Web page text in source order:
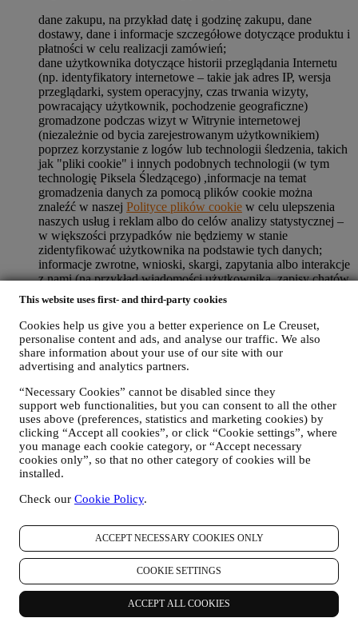
This website uses first- and third-party cookies
Cookies help us give you a better experience on Le Creuset,
personalise content and ads, and analyse our traffic. We also
share information about your use of our site with our
advertising and analytics partners.
“Necessary Cookies” cannot be disabled since they
support web functionalities, but you can consent to all the other
uses above (preferences, statistics and marketing cookies) by
clicking “Accept all cookies”, or click “Cookie settings”, where
you manage each cookie category, or “Accept necessary
cookies only”, so that no other category of cookies will be
installed.
Check our Cookie Policy.
ACCEPT NECESSARY COOKIES ONLY
COOKIE SETTINGS
ACCEPT ALL COOKIES
dane zakupu, na przykład datę i godzinę zakupu, dane
dostawy, dane i informacje szczegółowe dotyczące produktu i
płatności w celu realizacji zamówień;
dane użytkownika dotyczące historii przeglądania Internetu
(np. identyfikatory internetowe – takie jak adres IP, wersja
przeglądarki, system operacyjny, czas trwania wizyty,
powracający użytkownik, pochodzenie geograficzne)
gromadzone podczas wizyt w Witrynie internetowej
(niezależnie od bycia zarejestrowanym użytkownikiem)
poprzez korzystanie z logów lub technologii śledzenia, takich
jak "pliki cookie" i innych podobnych technologii (w tym
technologię Piksela Śledzącego) ,informacje na temat
gromadzenia danych za pomocą plików cookie można
znaleźć w naszej Polityce plików cookie w celu ulepszenia
naszych usług i reklam albo do celów analizy statystycznej –
w większości przypadków nie będziemy w stanie
zidentyfikować użytkownika na podstawie tych danych;
informacje zwrotne, wnioski, skargi, zapytania albo interakcje
z nami (na przykład wiadomości użytkownika, zapisy chatów,
posty w mediach społecznościowych, wiadomości e-mail albo
rozmowy telefoniczne).
Dane osobowe użytkownika gromadzone podczas korzystania z
Witryny internetowej albo podawane przez niego w inny sposób
informacje umożliwiające ustalenie tożsamości są również
prywatności wyjaśnione w poniższym paragrafie h).
2. KTO GROMADZI DANE UŻYTKOWNIKA?
Administratorem danych osobowych w odniesieniu do usług e-
commerce oferowanych za pośrednictwem Witryny internetowej jest
Le Creuset Poland Sp. z o.o. z siedzibą pod adresem ul.
Marszałkowska 126/134, 00-008 Warszawa.
Jeżeli użytkownik zdecyduje się otrzymywać od nas materiały
marketingowe, stanie się częścią bazy danych klientów grupy Le
Creuset, którą zarządza spółka Le Creuset Group AG działającą w
charakterze administratora z siedzibą pod adresem Neuhofstrasse 4 ,
Baar, Zug, 6340 Szwajcaria (która wyznaczyła jako przedstawiciela
w UE Le Creuset SL, numer VAT B62153630, z siedzibą w Paseo
de Gracia 9, 2º, 08007 Barcelona, Hiszpania), w oparciu o umowę o
współadministrowaniu, która zasadniczo zapewnia (a) Le Creuset
Group AG odpowiedzialną za ogólną strategię marketingową i
spersonalizowaną obsługę klienta; (b) lokalne podmioty Le Creuset